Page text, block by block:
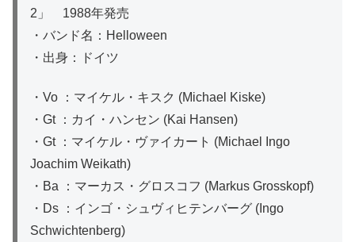
2」 1988年発売
・バンド名：Helloween
・出身：ドイツ
・Vo ：マイケル・キスク (Michael Kiske)
・Gt ：カイ・ハンセン (Kai Hansen)
・Gt ：マイケル・ヴァイカート (Michael Ingo
Joachim Weikath)
・Ba ：マーカス・グロスコフ (Markus Grosskopf)
・Ds ：インゴ・シュヴィヒテンバーグ (Ingo
Schwichtenberg)